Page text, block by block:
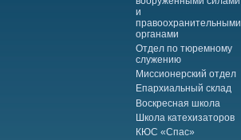
и
правоохранительными
органами
Отдел по тюремному
служению
Миссионерский отдел
Епархиальный склад
Воскресная школа
Школа катехизаторов
КЮС «Спас»